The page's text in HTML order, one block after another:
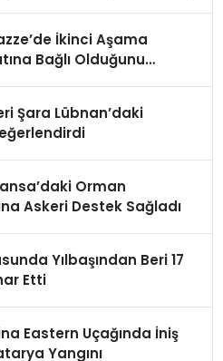
İkinci Aşama
Bağlı Olduğunu
Şara Lübnan’daki
Orman
Askeri Destek Sağladı
Yılbaşından Beri 17
Etti
Eastern Uçağında İniş
Yangını